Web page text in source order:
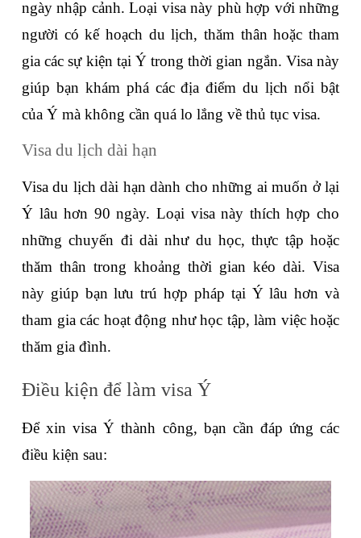
ngày nhập cảnh. Loại visa này phù hợp với những
người có kế hoạch du lịch, thăm thân hoặc tham
gia các sự kiện tại Ý trong thời gian ngắn. Visa này
giúp bạn khám phá các địa điểm du lịch nổi bật
của Ý mà không cần quá lo lắng về thủ tục visa.
Visa du lịch dài hạn
Visa du lịch dài hạn dành cho những ai muốn ở lại
Ý lâu hơn 90 ngày. Loại visa này thích hợp cho
những chuyến đi dài như du học, thực tập hoặc
thăm thân trong khoảng thời gian kéo dài. Visa
này giúp bạn lưu trú hợp pháp tại Ý lâu hơn và
tham gia các hoạt động như học tập, làm việc hoặc
thăm gia đình.
Điều kiện để làm visa Ý
Để xin visa Ý thành công, bạn cần đáp ứng các
điều kiện sau: